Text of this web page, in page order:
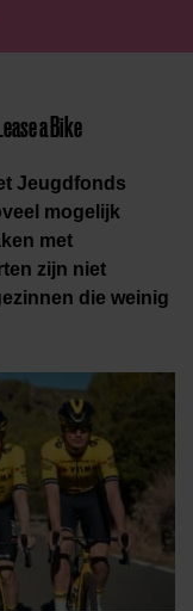
a Bike
Jeugdfonds
mogelijk
met
zijn niet
die weinig